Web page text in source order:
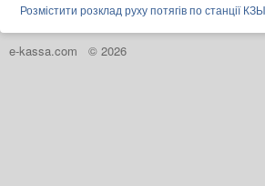
Розмістити розклад руху потягів по станції
e-kassa.com © 2026